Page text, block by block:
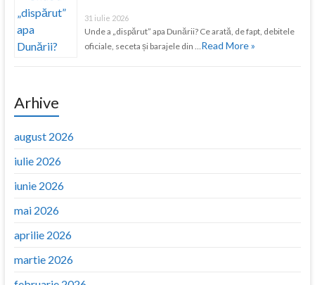
31 iulie 2026
Unde a „dispărut” apa Dunării? Ce arată, de fapt, debitele
oficiale, seceta și barajele din … Read More »
Arhive
august 2026
iulie 2026
iunie 2026
mai 2026
aprilie 2026
martie 2026